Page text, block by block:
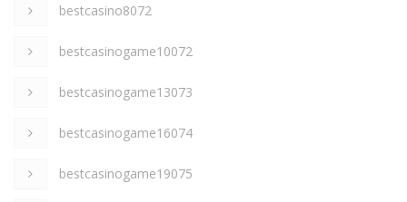
bestcasino8072
bestcasinogame10072
bestcasinogame13073
bestcasinogame16074
bestcasinogame19075